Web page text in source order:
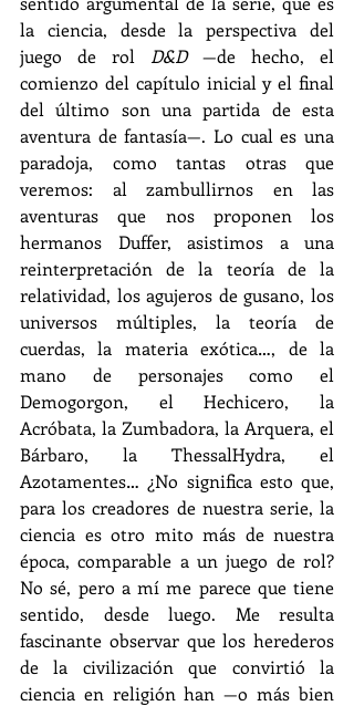
la ciencia, desde la perspectiva del
juego de rol D&D —de hecho, el
comienzo del capítulo inicial y el final
del último son una partida de esta
aventura de fantasía—. Lo cual es una
paradoja, como tantas otras que
veremos: al zambullirnos en las
aventuras que nos proponen los
hermanos Duffer, asistimos a una
reinterpretación de la teoría de la
relatividad, los agujeros de gusano, los
universos múltiples, la teoría de
cuerdas, la materia exótica…, de la
mano de personajes como el
Demogorgon, el Hechicero, la
Acróbata, la Zumbadora, la Arquera, el
Bárbaro, la ThessalHydra, el
Azotamentes… ¿No significa esto que,
para los creadores de nuestra serie, la
ciencia es otro mito más de nuestra
época, comparable a un juego de rol?
No sé, pero a mí me parece que tiene
sentido, desde luego. Me resulta
fascinante observar que los herederos
de la civilización que convirtió la
ciencia en religión han —o más bien